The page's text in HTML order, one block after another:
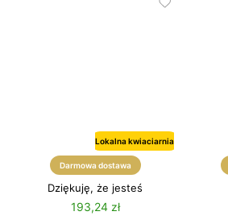
Lokalna kwiaciarnia
Darmowa dostawa
Dziękuję, że jesteś
193,24 zł